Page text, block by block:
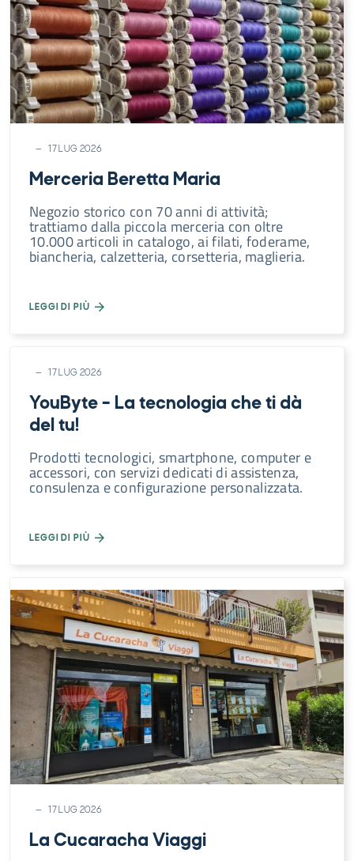
17 LUG 2026
Merceria Beretta Maria
Negozio storico con 70 anni di attività;
trattiamo dalla piccola merceria con oltre
10.000 articoli in catalogo, ai filati, foderame,
biancheria, calzetteria, corsetteria, maglieria.
LEGGI DI PIÙ
17 LUG 2026
YouByte – La tecnologia che ti dà
del tu!
Prodotti tecnologici, smartphone, computer e
accessori, con servizi dedicati di assistenza,
consulenza e configurazione personalizzata.
LEGGI DI PIÙ
17 LUG 2026
La Cucaracha Viaggi